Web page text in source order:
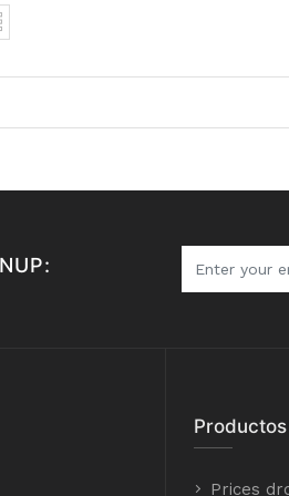
Productos
Prices